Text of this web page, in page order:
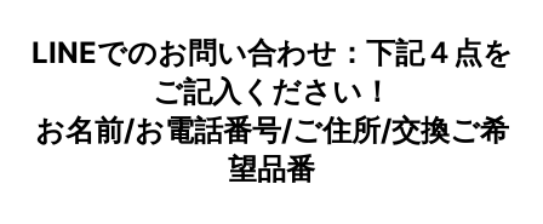
LINEでのお問い合わせ：下記４点を
ご記入ください！
お名前/お電話番号/ご住所/交換ご希
望品番